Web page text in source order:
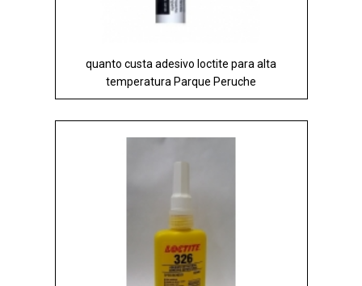
quanto custa adesivo loctite para alta
temperatura Parque Peruche